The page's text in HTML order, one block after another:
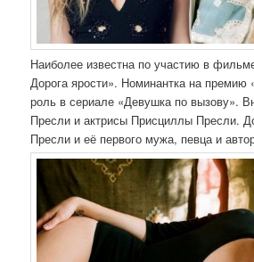
Наиболее известна по участию в
Дорога ярости». Номинантка на премию
роль в сериале «Девушка по вызову».
Пресли и актрисы Присциллы Пресли.
Пресли и её первого мужа, певца и